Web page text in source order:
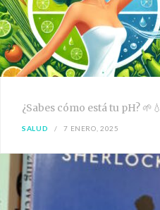
¿Sabes cómo está tu pH? 🌱💧
SALUD 7 ENERO, 2025